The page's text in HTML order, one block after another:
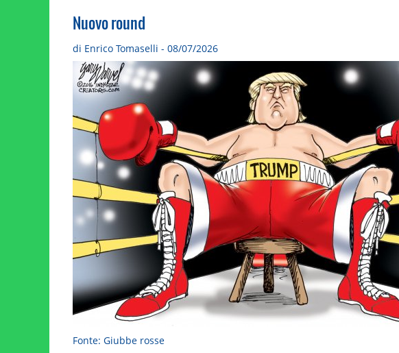
Nuovo round
di Enrico Tomaselli - 08/07/2026
Fonte: Giubbe rosse